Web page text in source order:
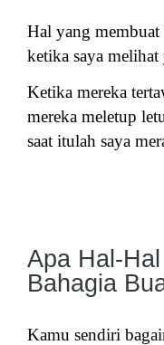
Hal yang
ketika saya melihat
Ketika mereka
mereka meletup
saat itulah saya
Apa Hal-
Bahagia
Kamu sendiri